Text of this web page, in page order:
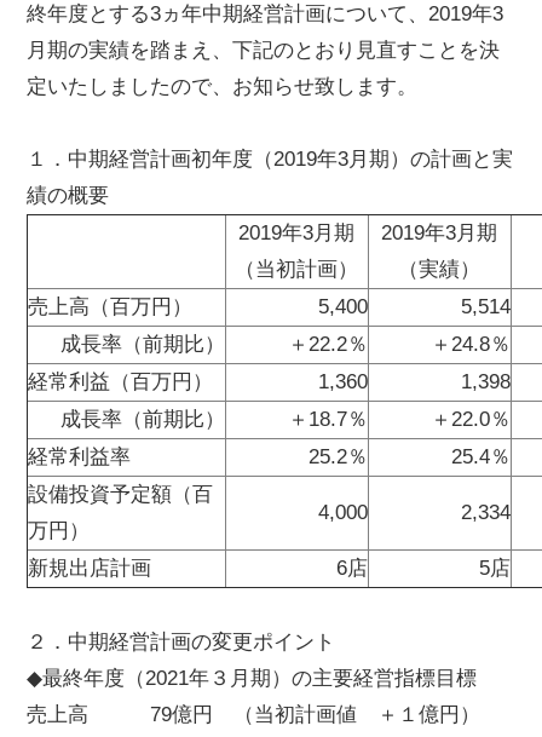
終年度とする3ヵ年中期経営計画について、2019年3
月期の実績を踏まえ、下記のとおり見直すことを決
定いたしましたので、お知らせ致します。
１．中期経営計画初年度（2019年3月期）の計画と実
績の概要
2019年3月期
（当初計画）
2019年3月期
（実績）
売上高（百万円）
5,400
5,514
成長率（前期比）
＋22.2％
＋24.8％
経常利益（百万円）
1,360
1,398
成長率（前期比）
＋18.7％
＋22.0％
経常利益率
25.2％
25.4％
設備投資予定額（百
万円）
4,000 2,334
新規出店計画 6店 5店
２．中期経営計画の変更ポイント
◆最終年度（2021年３月期）の主要経営指標目標
売上高 79億円 （当初計画値 ＋１億円）